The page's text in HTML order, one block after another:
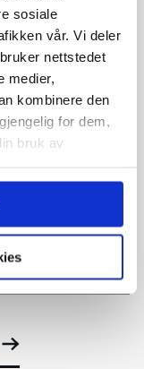
sosiale
vår. Vi deler
nettstedet
medier,
kombinere den
for dem,
bruk av